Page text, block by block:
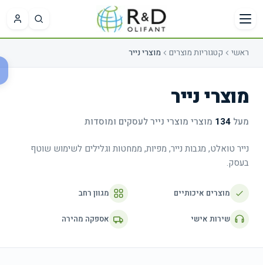
מחיר
עדיין לא
הוספתם
לבקשה.
שמרתם
ראשי קטגוריות מוצרים מוצרי נייר
מוצרי נייר
מעל 134 מוצרי מוצרי ניירלעסקים ומוסדות
נייר טואלט, מגבות נייר, מפיות, ממחטות וגלילים לשימוש שוטף
בעסק.
מוצרים איכותיים מגוון רחב
שירות אישי אספקה מהירה